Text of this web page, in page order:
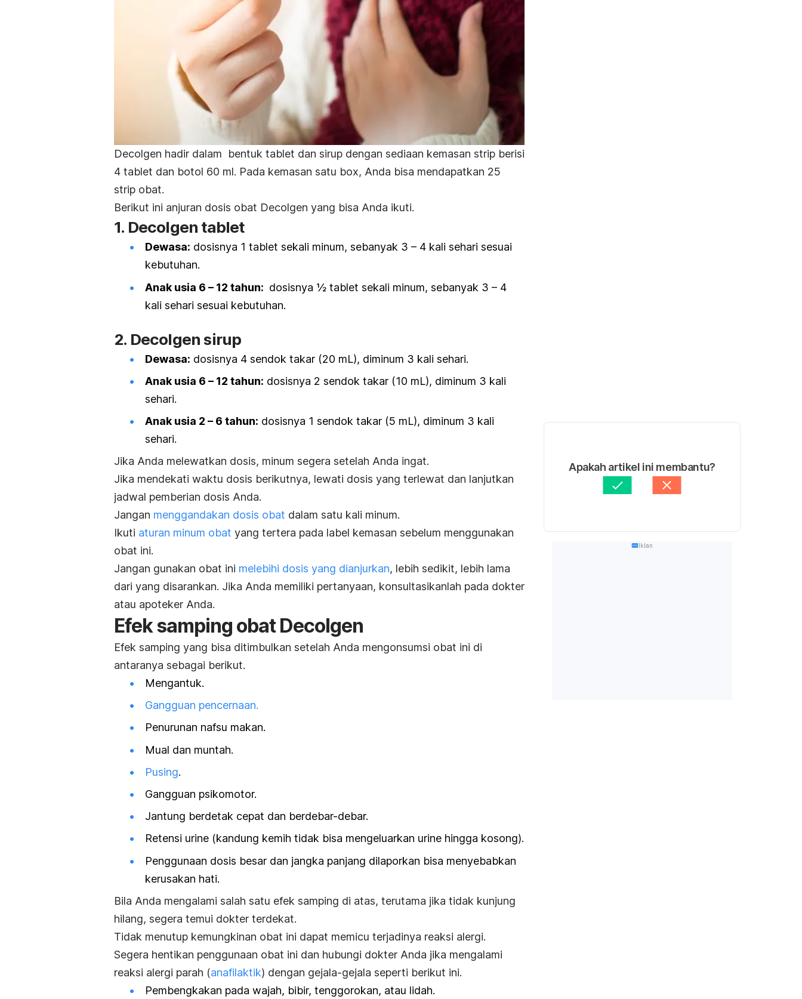
Decolgen hadir dalam bentuk tablet dan sirup dengan sediaan kemasan strip berisi
4 tablet dan botol 60 ml. Pada kemasan satu box, Anda bisa mendapatkan 25
strip obat.
Berikut ini anjuran dosis obat Decolgen yang bisa Anda ikuti.
1. Decolgen tablet
Dewasa: dosisnya 1 tablet sekali minum, sebanyak 3 – 4 kali sehari sesuai
kebutuhan.
Anak usia 6 – 12 tahun: dosisnya ½ tablet sekali minum, sebanyak 3 – 4
kali sehari sesuai kebutuhan.
2. Decolgen sirup
Dewasa: dosisnya 4 sendok takar (20 mL), diminum 3 kali sehari.
Anak usia 6 – 12 tahun: dosisnya 2 sendok takar (10 mL), diminum 3 kali
sehari.
Anak usia 2 – 6 tahun: dosisnya 1 sendok takar (5 mL), diminum 3 kali
sehari.
Jika Anda melewatkan dosis, minum segera setelah Anda ingat.
Jika mendekati waktu dosis berikutnya, lewati dosis yang terlewat dan lanjutkan
jadwal pemberian dosis Anda.
Jangan menggandakan dosis obat dalam satu kali minum.
Ikuti aturan minum obat yang tertera pada label kemasan sebelum menggunakan
obat ini.
Jangan gunakan obat ini melebihi dosis yang dianjurkan, lebih sedikit, lebih lama
dari yang disarankan. Jika Anda memiliki pertanyaan, konsultasikanlah pada dokter
atau apoteker Anda.
Efek samping obat Decolgen
Efek samping yang bisa ditimbulkan setelah Anda mengonsumsi obat ini di
antaranya sebagai berikut.
Mengantuk.
Gangguan pencernaan.
Penurunan nafsu makan.
Mual dan muntah.
Pusing.
Gangguan psikomotor.
Jantung berdetak cepat dan berdebar-debar.
Retensi urine (kandung kemih tidak bisa mengeluarkan urine hingga kosong).
Penggunaan dosis besar dan jangka panjang dilaporkan bisa menyebabkan
kerusakan hati.
Bila Anda mengalami salah satu efek samping di atas, terutama jika tidak kunjung
hilang, segera temui dokter terdekat.
Tidak menutup kemungkinan obat ini dapat memicu terjadinya reaksi alergi.
Segera hentikan penggunaan obat ini dan hubungi dokter Anda jika mengalami
reaksi alergi parah (anafilaktik) dengan gejala-gejala seperti berikut ini.
Pembengkakan pada wajah, bibir, tenggorokan, atau lidah.
Apakah artikel ini membantu?
Iklan